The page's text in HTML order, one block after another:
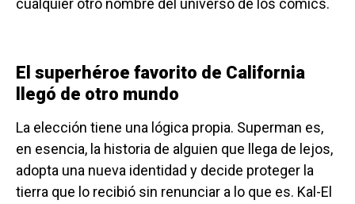
cualquier otro nombre del universo de los cómics.
El superhéroe favorito de California
llegó de otro mundo
La elección tiene una lógica propia. Superman es,
en esencia, la historia de alguien que llega de lejos,
adopta una nueva identidad y decide proteger la
tierra que lo recibió sin renunciar a lo que es. Kal-El